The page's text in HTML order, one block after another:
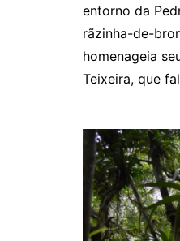
entorno da
rãzinha-de-
homenageia
Teixeira, que